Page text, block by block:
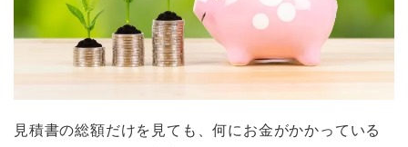
見積書の総額だけを見ても、何にお金がかかっている